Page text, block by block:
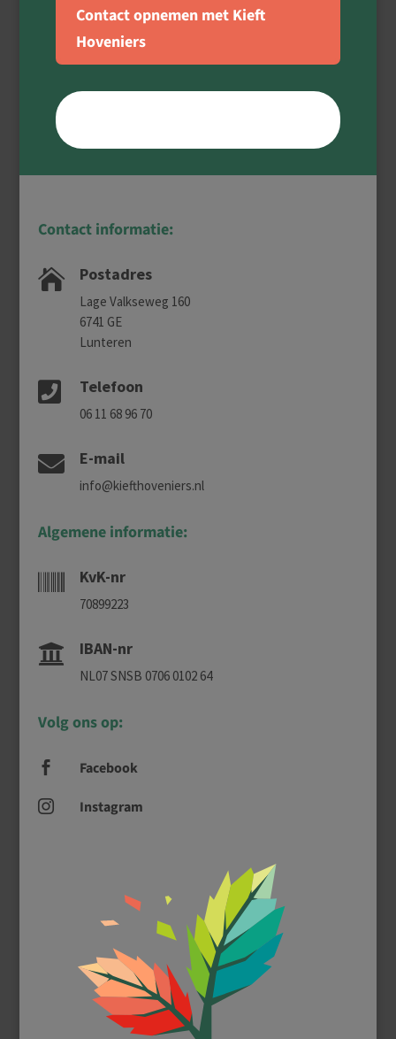
Contact opnemen met Kieft
Hoveniers
Contact informatie:
 Postadres
Lage Valkseweg 160
6741 GE
Lunteren
 Telefoon
06 11 68 96 70
 E-mail
info@kiefthoveniers.nl
Algemene informatie:
KvK-nr
70899223
 IBAN-nr
NL07 SNSB 0706 0102 64
Volg ons op:
 Facebook
 Instagram